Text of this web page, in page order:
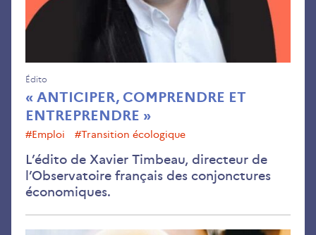
« ANTICIPER, COMPRENDRE ET
ENTREPRENDRE »
Édito
#emploi #transition écologique
L’édito de Xavier Timbeau, directeur de
l’Observatoire français des conjonctures
économiques.